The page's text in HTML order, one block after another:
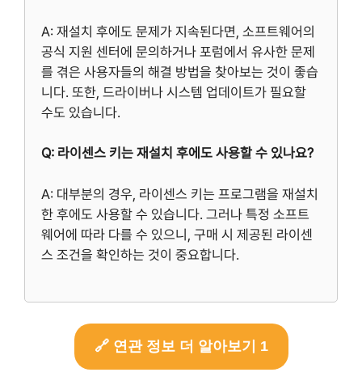
A: 재설치 후에도 문제가 지속된다면, 소프트웨어의
공식 지원 센터에 문의하거나 포럼에서 유사한 문제
를 겪은 사용자들의 해결 방법을 찾아보는 것이 좋습
니다. 또한, 드라이버나 시스템 업데이트가 필요할
수도 있습니다.
Q: 라이센스 키는 재설치 후에도 사용할 수 있나요?
A: 대부분의 경우, 라이센스 키는 프로그램을 재설치
한 후에도 사용할 수 있습니다. 그러나 특정 소프트
웨어에 따라 다를 수 있으니, 구매 시 제공된 라이센
스 조건을 확인하는 것이 중요합니다.
🔗 연관 정보 더 알아보기 1